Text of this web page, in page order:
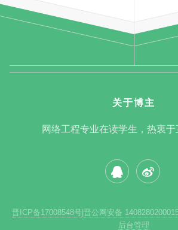
关于博主
网络工程专业在读学生，热衷于
晋ICP备17008548号 晋公网安备
后台管理